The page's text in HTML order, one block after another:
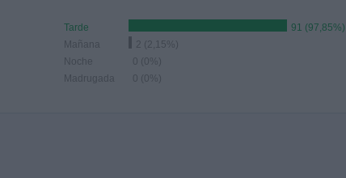
Tarde
91 (97,85%)
Mañana
2 (2,15%)
Noche
0 (0%)
Madrugada
0 (0%)